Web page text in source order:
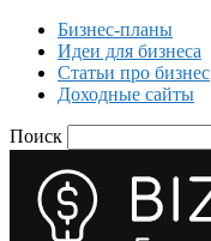
Бизнес-планы
Идеи для бизнеса
Статьи про бизнес
Доходные сайты
Поиск